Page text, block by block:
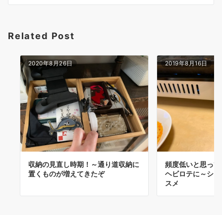
シ
ン
Related Post
2020年8月26日
収納の見直し時期！～通り道収納に
置くものが増えてきたぞ
2019年8月16日
頻度低いと思っ
ヘビロテに～シ
スメ